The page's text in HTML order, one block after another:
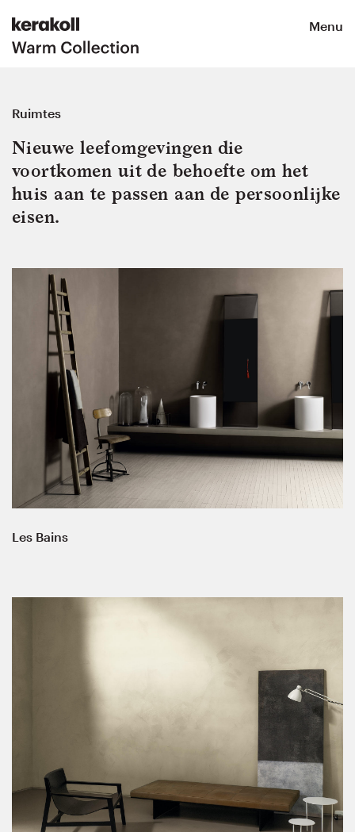
Menu
Ruimtes
Nieuwe leefomgevingen die
voortkomen uit de behoefte om het
huis aan te passen aan de persoonlijke
eisen.
Les Bains